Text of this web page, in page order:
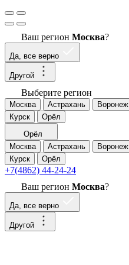
Ваш регион Москва?
Да, все верно
Другой
Выберите регион
Москва Астрахань Воронеж
Курск
Орёл
Орёл
Москва
Астрахань Воронеж
Курск
Орёл
+7(4862) 44-24-24
Ваш регион Москва?
Да, все верно
Другой